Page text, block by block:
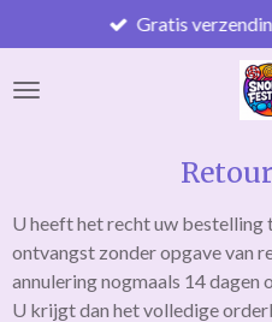
direct
naar
Gratis
U heeft het recht uw bestelling
ontvangst zonder opgave van
annulering nogmaals 14
U krijgt dan het volledige